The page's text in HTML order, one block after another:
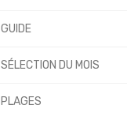
GUIDE
SÉLECTION DU MOIS
PLAGES